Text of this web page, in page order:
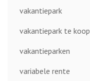
vakantiepark
vakantiepark te koop
vakantieparken
variabele rente